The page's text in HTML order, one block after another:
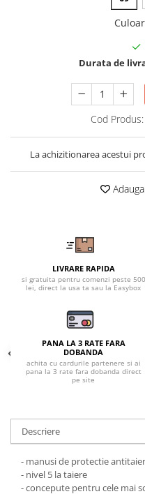
Combinezoane de lucru
Costume de ploaie
Jachete / Bluze salopeta
Pantaloni impermeabili
Sorturi impermeabile
Pantaloni de lucru in talie
Pentru sudura
Pantaloni de protectie
Pentru copii
Pantaloni de lucru cu pieptar
Bluze pentru femei
Fleece-uri
Halate
Jachete / Bluze salopeta
Durata de
Cod Produs:
La achizitionarea acestui
LIVRARE RAPIDA
si gratuita pentru comenzi peste 500
lei, direct la usa ta sau la Easybox
PANA LA 3 RATE FARA
DOBANDA
achita cu cardurile partenere si ai
pana la 3 rate fara dobanda direct
pe site
Descriere
- manusi de protectie
- nivel 5 la taiere
- concepute pentru cele mai